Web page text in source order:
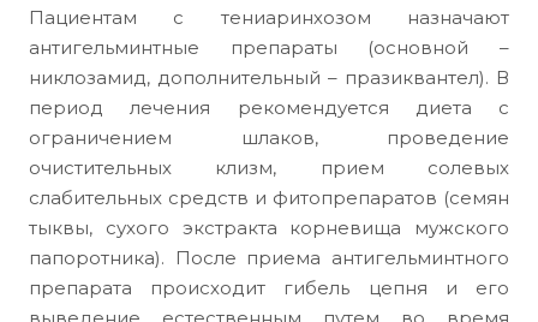
Пациентам с тениаринхозом назначают
антигельминтные препараты (основной –
никлозамид, дополнительный – празиквантел). В
период лечения рекомендуется диета с
ограничением шлаков, проведение
очистительных клизм, прием солевых
слабительных средств и фитопрепаратов (семян
тыквы, сухого экстракта корневища мужского
папоротника). После приема антигельминтного
препарата происходит гибель цепня и его
выведение естественным путем во время